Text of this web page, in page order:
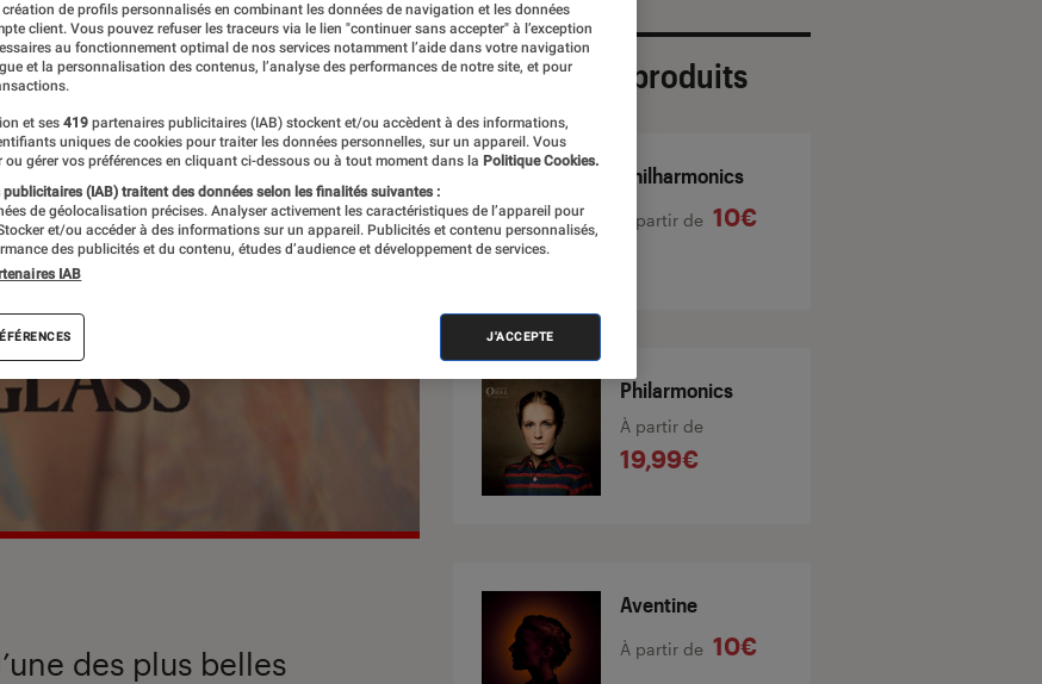
des plus belles
Sélection de produits
Philharmonics
À partir de 10€
Philarmonics
À partir de
19,99€
Aventine
À partir de 10€
de profils personnalisés en combinant les données de navigation et les données
client. Vous pouvez refuser les traceurs via le lien "continuer sans accepter" à l’exception
au fonctionnement optimal de nos services notamment l’aide dans votre navigation
et la personnalisation des contenus, l’analyse des performances de notre site, et pour
et ses 419 partenaires publicitaires (IAB) stockent et/ou accèdent à des informations,
uniques de cookies pour traiter les données personnelles, sur un appareil. Vous
ou gérer vos préférences en cliquant ci-dessous ou à tout moment dans la Politique Cookies.
publicitaires (IAB) traitent des données selon les finalités suivantes :
de géolocalisation précises. Analyser activement les caractéristiques de l’appareil pour
et/ou accéder à des informations sur un appareil. Publicités et contenu personnalisés,
des publicités et du contenu, études d’audience et développement de services.
IAB
J'ACCEPTE